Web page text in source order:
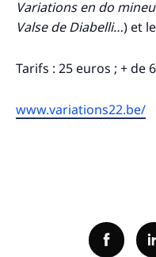
Variations en do
Valse de Diabelli…) et
Tarifs : 25 euros ; + de
www.variations22.be/